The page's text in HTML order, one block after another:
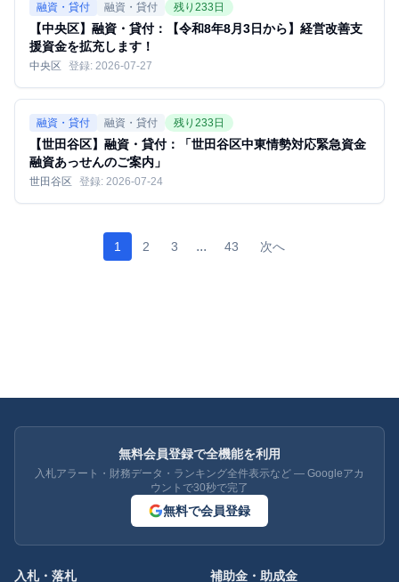
融資・貸付 融資・貸付 残り 233 日
【中央区】融資・貸付：【令和8年8月3日から】経営改善支
援資金を拡充します！
中央区 登録: 2026-07-27
融資・貸付 融資・貸付 残り 233 日
【世田谷区】融資・貸付：「世田谷区中東情勢対応緊急資金
融資あっせんのご案内」
世田谷区 登録: 2026-07-24
1 2 3 ... 43 次へ
無料会員登録で全機能を利用
入札アラート・財務データ・ランキング全件表示など — Googleアカ
ウントで30秒で完了
無料で会員登録
入札・落札 補助金・助成金